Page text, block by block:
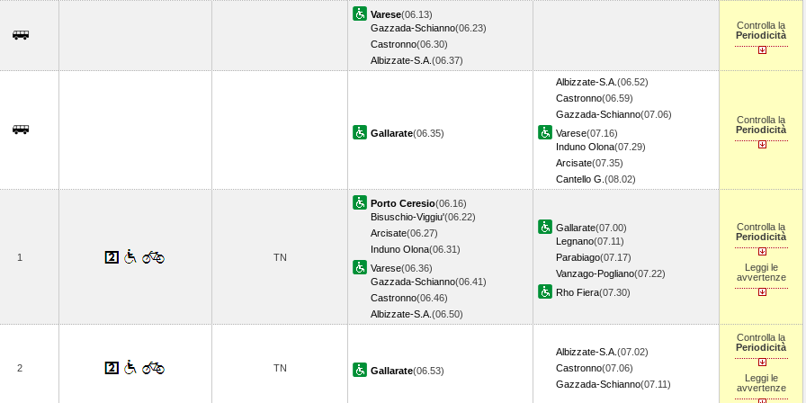
Varese(06.13)
Gazzada-Schianno(06.23)
Castronno(06.30)
Albizzate-S.A. (06.37)
Controlla la
Periodicità
Gallarate(06.35)
Albizzate-S.A. (06.52)
Castronno(06.59)
Gazzada-Schianno(07.06)
Varese(07.16)
Induno Olona(07.29)
Arcisate(07.35)
Cantello G. (08.02)
Controlla la
Periodicità
1 TN
Porto Ceresio(06.16)
Bisuschio-Viggiu'(06.22)
Arcisate(06.27)
Induno Olona(06.31)
Varese(06.36)
Gazzada-Schianno(06.41)
Castronno(06.46)
Albizzate-S.A. (06.50)
Gallarate(07.00)
Legnano(07.11)
Parabiago(07.17)
Vanzago-Pogliano(07.22)
Rho Fiera(07.30)
Controlla la
Periodicità
Leggi le
avvertenze
2 TN Gallarate(06.53)
Albizzate-S.A. (07.02)
Castronno(07.06)
Gazzada-Schianno(07.11)
Controlla la
Periodicità
Leggi le
avvertenze